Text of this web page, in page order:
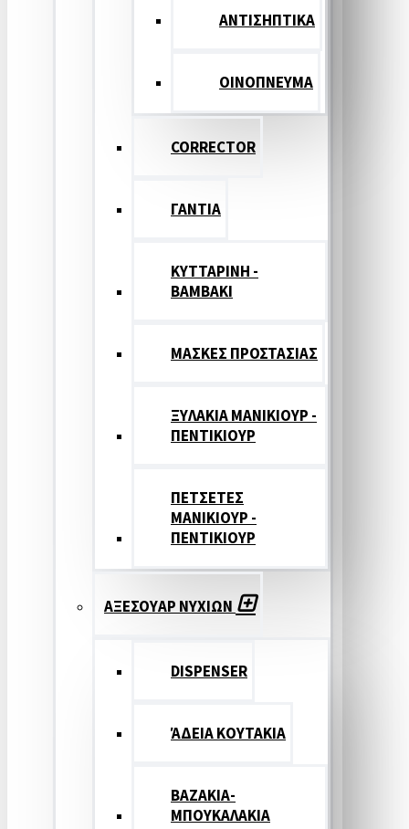
ΑΝΤΙΣΗΠΤΙΚΑ
ΟΙΝΟΠΝΕΥΜΑ
CORRECTOR
ΓΑΝΤΙΑ
ΚΥΤΤΑΡΙΝΗ -
ΒΑΜΒΑΚΙ
ΜΑΣΚΕΣ ΠΡΟΣΤΑΣΙΑΣ
ΞΥΛΑΚΙΑ ΜΑΝΙΚΙΟΥΡ -
ΠΕΝΤΙΚΙΟΥΡ
ΠΕΤΣΕΤΕΣ
ΜΑΝΙΚΙΟΥΡ -
ΠΕΝΤΙΚΙΟΥΡ
ΑΞΕΣΟΥΑΡ ΝΥΧΙΩΝ
DISPENSER
ΆΔΕΙΑ ΚΟΥΤΑΚΙΑ
ΒΑΖΑΚΙΑ-
ΜΠΟΥΚΑΛΑΚΙΑ